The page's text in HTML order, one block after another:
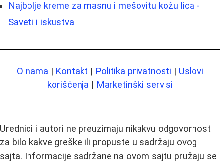
Najbolje kreme za masnu i mešovitu kožu lica -
Saveti i iskustva
O nama | Kontakt | Politika privatnosti | Uslovi
korišćenja | Marketinški servisi
Urednici i autori ne preuzimaju nikakvu odgovornost
za bilo kakve greške ili propuste u sadržaju ovog
sajta. Informacije sadržane na ovom sajtu pružaju se